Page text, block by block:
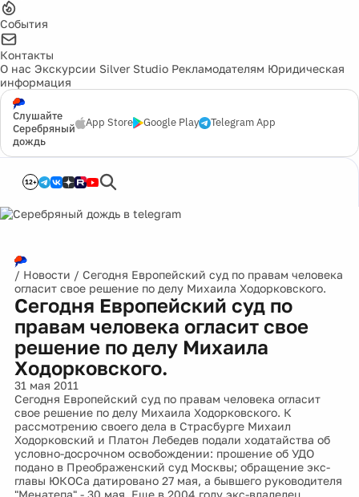
События
Контакты
О нас Экскурсии Silver Studio Рекламодателям Юридическая
информация
Слушайте
Серебряный
дождь
App Store Google Play Telegram App
12+
/ Новости / Сегодня Европейский суд по правам человека
огласит свое решение по делу Михаила Ходорковского.
Сегодня Европейский суд по
правам человека огласит свое
решение по делу Михаила
Ходорковского.
31 мая 2011
Сегодня Европейский суд по правам человека огласит
свое решение по делу Михаила Ходорковского. К
рассмотрению своего дела в Страсбурге Михаил
Ходорковский и Платон Лебедев подали ходатайства об
условно-досрочном освобождении: прошение об УДО
подано в Преображенский суд Москвы; обращение экс-
главы ЮКОСа датировано 27 мая, а бывшего руководителя